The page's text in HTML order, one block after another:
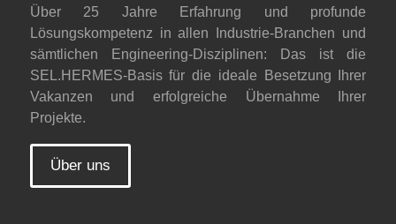
Über 25 Jahre Erfahrung und profunde
Lösungskompetenz in allen Industrie-Branchen und
sämtlichen Engineering-Disziplinen: Das ist die
SEL.HERMES-Basis für die ideale Besetzung Ihrer
Vakanzen und erfolgreiche Übernahme Ihrer
Projekte.
Über uns